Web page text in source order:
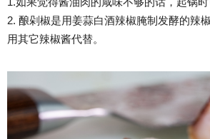
2. 酿剁椒是用姜蒜白酒辣椒腌制发酵的辣
用其它辣椒酱代替。